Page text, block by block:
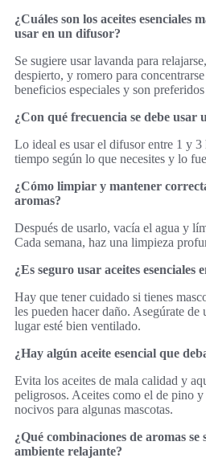
¿Cuáles son los aceites esenciales
usar en un difusor?
Se sugiere usar lavanda para
despierto, y romero para
beneficios especiales y son
¿Con qué frecuencia se debe usar
Lo ideal es usar el difusor entre 1 y 3
tiempo según lo que necesites y lo
¿Cómo limpiar y mantener
aromas?
Después de usarlo, vacía el agua y
Cada semana, haz una limpieza
¿Es seguro usar aceites esenciales
Hay que tener cuidado si tienes
les pueden hacer daño. Asegúrate de
lugar esté bien ventilado.
¿Hay algún aceite esencial que
Evita los aceites de mala calidad y
peligrosos. Aceites como el de pino
nocivos para algunas mascotas.
¿Qué combinaciones de aromas
ambiente relajante?